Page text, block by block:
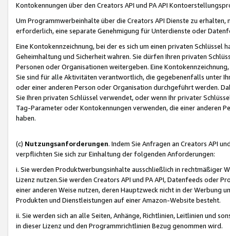
Kontokennungen über den Creators API und PA API
Um Programmwerbeinhalte über die Creators API Dienste zu
erforderlich, eine separate Genehmigung für Unterdienste oder
Eine Kontokennzeichnung, bei der es sich um einen privaten
Geheimhaltung und Sicherheit wahren. Sie dürfen Ihren privaten
Personen oder Organisationen weitergeben. Eine
Sie sind für alle Aktivitäten verantwortlich, die gegebenenfalls unter
oder einer anderen Person oder Organisation durchgeführt werden.
Sie Ihren privaten Schlüssel verwendet, oder wenn Ihr privater
Tag-Parameter oder Kontokennungen verwenden, die einer anderen
haben.
(c) Nutzungsanforderungen. Indem Sie Anfragen an Creators API
verpflichten Sie sich zur Einhaltung der folgenden Anforderungen:
i. Sie werden Produktwerbungsinhalte ausschließlich in rechtmäßiger
Lizenz nutzen.Sie werden Creators API und PA API, Datenfeeds oder
einer anderen Weise nutzen, deren Hauptzweck nicht in der Werbung
Produkten und Dienstleistungen auf einer Amazon-Website besteht.
ii. Sie werden sich an alle Seiten, Anhänge, Richtlinien, Leitlinien und
in dieser Lizenz und den Programmrichtlinien Bezug genommen wird.